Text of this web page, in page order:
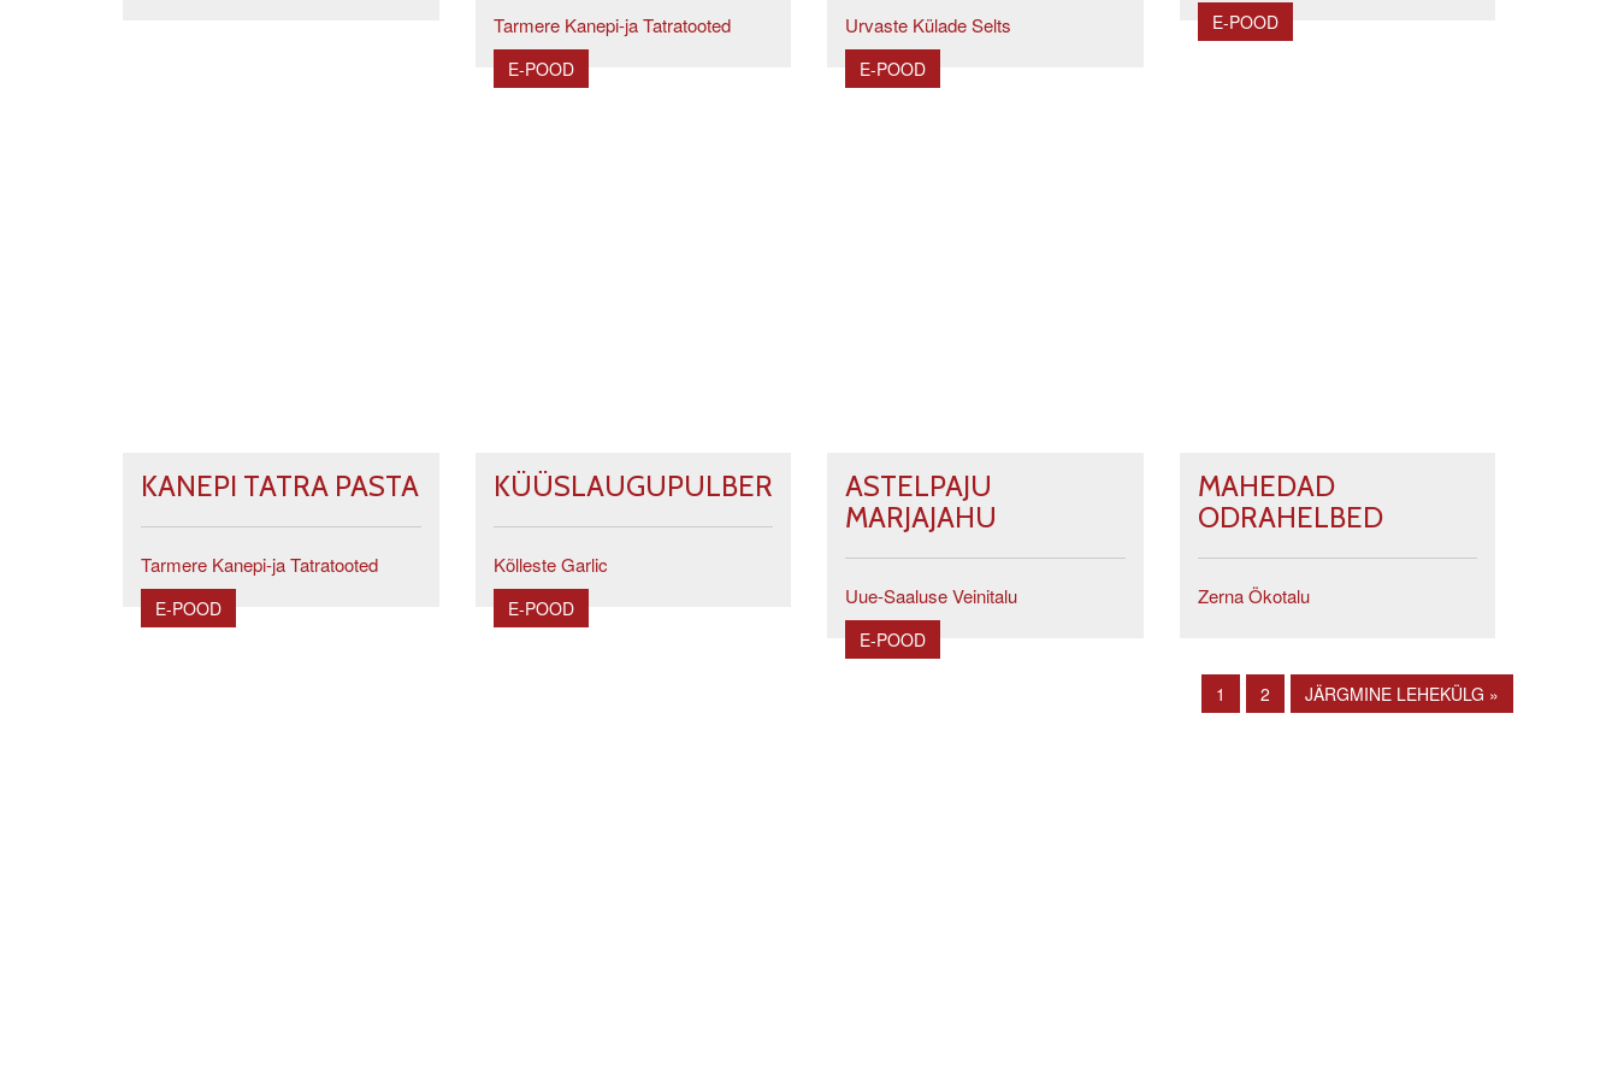
Tarmere Kanepi-ja Tatratooted
E-POOD
Urvaste Külade Selts
E-POOD
E-POOD
KANEPI TATRA PASTA
Tarmere Kanepi-ja Tatratooted
E-POOD
KÜÜSLAUGUPULBER
Kõlleste Garlic
E-POOD
ASTELPAJU
MARJAJAHU
Uue-Saaluse Veinitalu
E-POOD
MAHEDAD
ODRAHELBED
Zerna Ökotalu
1 2 JÄRGMINE LEHEKÜLG »